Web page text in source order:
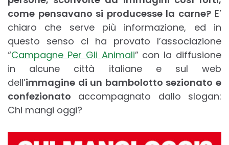
come pensavano si producesse la carne?E’
chiaro che serve più informazione, ed in
questo senso ci ha provato l’associazione
“Campagne Per Gli Animali” con la diffusione
in alcune città italiane e sul web
dell’immagine di un bambolotto sezionato e
confezionato accompagnato dallo slogan:
Chi mangi oggi?